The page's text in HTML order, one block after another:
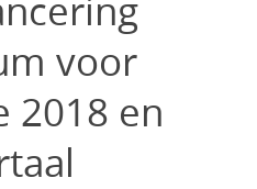
voor
2018 en